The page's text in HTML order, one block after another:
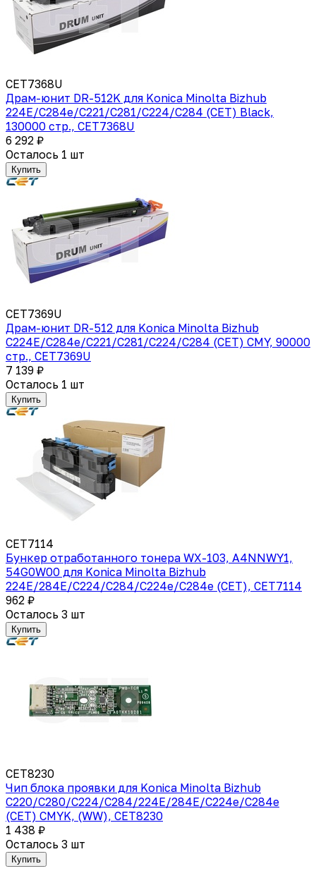
CET7368U
Драм-юнит DR-512K для Konica Minolta Bizhub
224E/C284e/C221/C281/C224/C284 (CET) Black,
130000 стр., CET7368U
6 292 ₽
Осталось 1 шт
Купить
CET7369U
Драм-юнит DR-512 для Konica Minolta Bizhub
C224E/C284e/C221/C281/C224/C284 (CET) CMY, 90000
стр., CET7369U
7 139 ₽
Осталось 1 шт
Купить
CET7114
Бункер отработанного тонера WX-103, A4NNWY1,
54G0W00 для Konica Minolta Bizhub
224E/284E/C224/C284/C224e/C284e (CET), CET7114
962 ₽
Осталось 3 шт
Купить
CET8230
Чип блока проявки для Konica Minolta Bizhub
C220/C280/C224/C284/224E/284E/C224e/C284e
(CET) CMYK, (WW), CET8230
1 438 ₽
Осталось 3 шт
Купить